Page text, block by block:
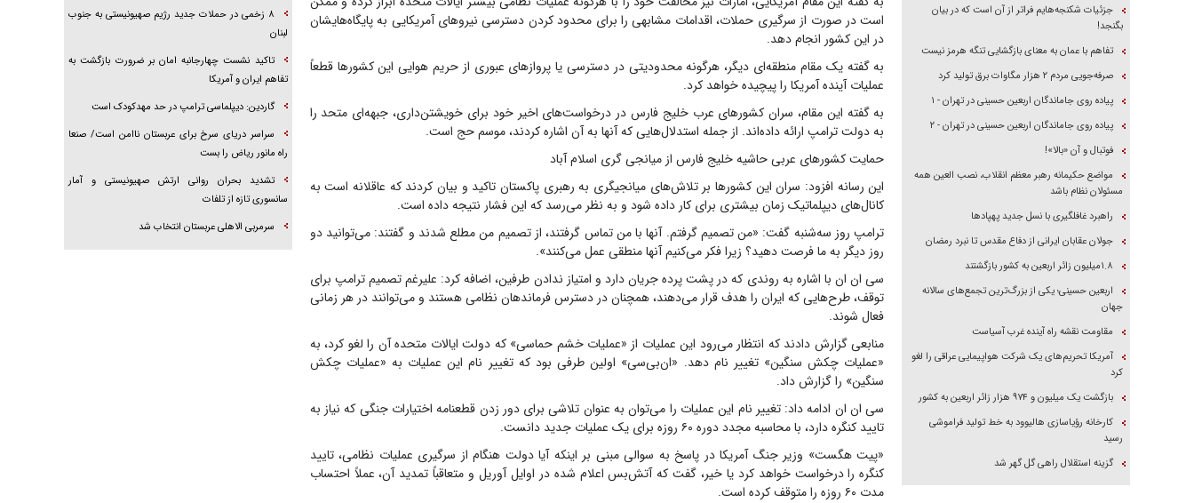
است در صورت از سرگیری حملات، اقدامات مشابهی را برای محدود کردن دسترسی نیروهای آمریکایی به پایگاه‌هایشان
در این کشور انجام دهد.
به گفته یک مقام منطقه‌ای دیگر، هرگونه محدودیتی در دسترسی یا پروازهای عبوری از حریم هوایی این کشورها قطعاً
عملیات آینده آمریکا را پیچیده خواهد کرد.
به گفته این مقام، سران کشورهای عرب خلیج فارس در درخواست‌های اخیر خود برای خویشتن‌داری، جبهه‌ای متحد را
به دولت ترامپ ارائه داده‌اند. از جمله استدلال‌هایی که آنها به آن اشاره کردند، موسم حج است.
حمایت کشورهای عربی حاشیه خلیج فارس از میانجی گری اسلام آباد
این رسانه افزود: سران این کشورها بر تلاش‌های میانجیگری به رهبری پاکستان تاکید و بیان کردند که عاقلانه است به
کانال‌های دیپلماتیک زمان بیشتری برای کار داده شود و به نظر می‌رسد که این فشار نتیجه داده است.
ترامپ روز سه‌شنبه گفت: «من تصمیم گرفتم. آنها با من تماس گرفتند، از تصمیم من مطلع شدند و گفتند: می‌توانید دو
روز دیگر به ما فرصت دهید؟ زیرا فکر می‌کنیم آنها منطقی عمل می‌کنند».
سی ان ان با اشاره به روندی که در پشت پرده جریان دارد و امتیاز ندادن طرفین، اضافه کرد: علیرغم تصمیم ترامپ برای
توقف، طرح‌هایی که ایران را هدف قرار می‌دهند، همچنان در دسترس فرماندهان نظامی هستند و می‌توانند در هر زمانی
فعال شوند.
منابعی گزارش دادند که انتظار می‌رود این عملیات از «عملیات خشم حماسی» که دولت ایالات متحده آن را لغو کرد، به
«عملیات چکش سنگین» تغییر نام دهد. «ان‌بی‌سی» اولین طرفی بود که تغییر نام این عملیات به «عملیات چکش
سنگین» را گزارش داد.
سی ان ان ادامه داد: تغییر نام این عملیات را می‌توان به عنوان تلاشی برای دور زدن قطعنامه اختیارات جنگی که نیاز به
تایید کنگره دارد، با محاسبه مجدد دوره ۶۰ روزه برای یک عملیات جدید دانست.
«پیت هگست» وزیر جنگ آمریکا در پاسخ به سوالی مبنی بر اینکه آیا دولت هنگام از سرگیری عملیات نظامی، تایید
کنگره را درخواست خواهد کرد یا خیر، گفت که آتش‌بس اعلام شده در اوایل آوریل و متعاقباً تمدید آن، عملاً احتساب
مدت ۶۰ روزه را متوقف کرده است.
جزئیات شکنجه‌هایم فراتر از آن است که در بیان
بگنجد!
تفاهم با عمان به معنای بازگشایی تنگه هرمز نیست
صرفه‌جویی مردم ۲ هزار مگاوات برق تولید کرد
پیاده روی جاماندگان اربعین حسینی در تهران - ۱
پیاده روی جاماندگان اربعین حسینی در تهران - ۲
فوتبال و آن «بالا»!
مواضع حکیمانه رهبر معظم انقلاب، نصب العین همه
مسئولان نظام باشد
راهبرد غافلگیری با نسل جدید پهپاد‌ها
جولان عقابان ایرانی از دفاع مقدس تا نبرد رمضان
۱.۸میلیون زائر اربعین به کشور بازگشتند
اربعین حسینی؛ یکی از بزرگ‌ترین تجمع‌های سالانه
جهان
مقاومت نقشه راه آینده غرب آسیاست
آمریکا تحریم‌های یک شرکت هواپیمایی عراقی را لغو
کرد
بازگشت یک میلیون و ۹۷۴ هزار زائر اربعین به کشور
کارخانه رؤیاسازی هالیوود به خط تولید فراموشی
رسید
گزینه استقلال راهی گل گهر شد
۸ زخمی در حملات جدید رژیم صهیونیستی به جنوب
لبنان
تاکید نشست چهارجانبه امان بر ضرورت بازگشت به
تفاهم ایران و آمریکا
گاردین: دیپلماسی ترامپ در حد مهدکودک است
سراسر دریای سرخ برای عربستان ناامن است/ صنعا
راه مانور ریاض را بست
تشدید بحران روانی ارتش صهیونیستی و آمار
سانسوری تازه از تلفات
سرمربی الاهلی عربستان انتخاب شد